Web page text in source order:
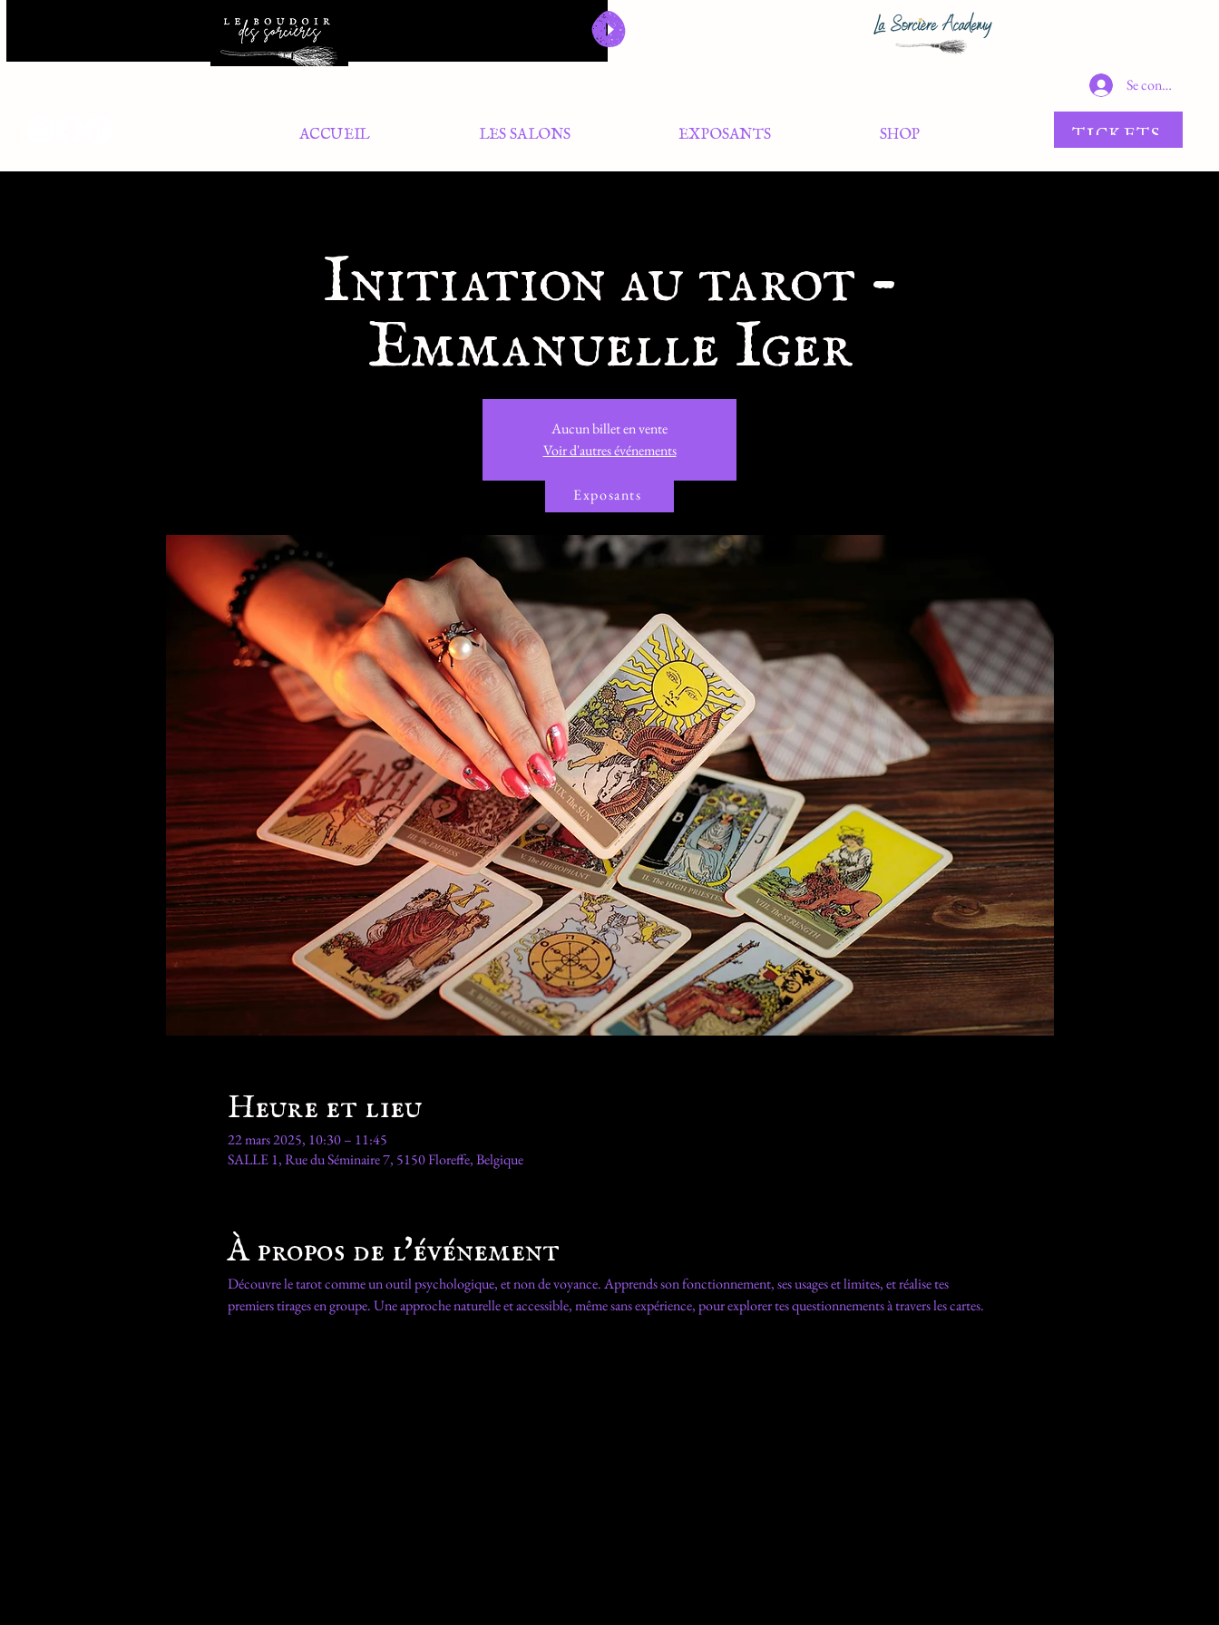
Se connecter
ACCUEIL LES SALONS EXPOSANTS SHOP TICKETS
Initiation au tarot -
Emmanuelle Iger
Aucun billet en vente
Voir d'autres événements
Heure et lieu
22 mars 2025, 10:30 – 11:45
SALLE 1, Rue du Séminaire 7, 5150 Floreffe, Belgique
À propos de l'événement
Découvre le tarot comme un outil psychologique, et non de voyance. Apprends son fonctionnement, ses usages et limites, et réalise tes
premiers tirages en groupe. Une approche naturelle et accessible, même sans expérience, pour explorer tes questionnements à travers les cartes.
Exposants